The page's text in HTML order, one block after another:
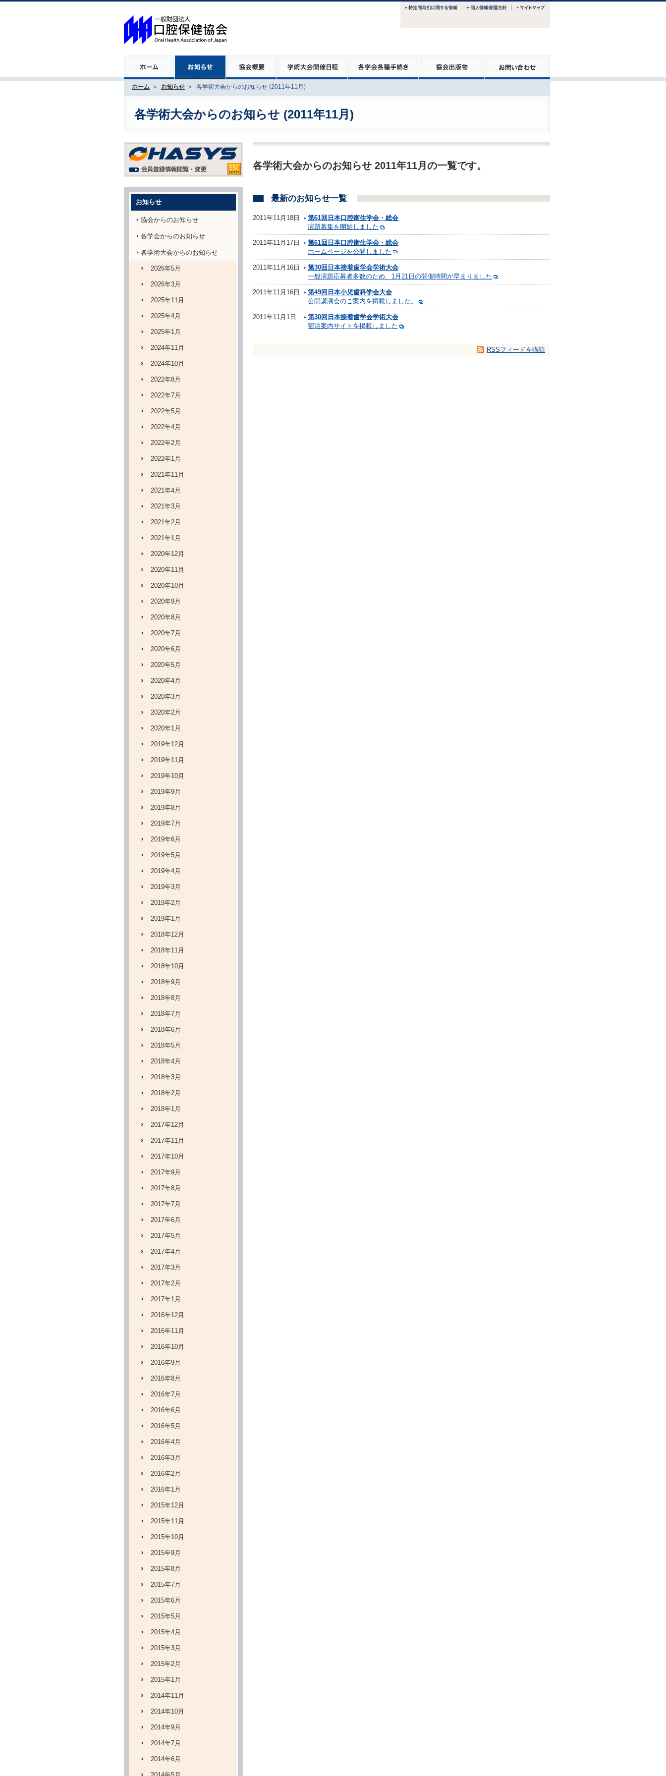
ホーム お知らせ 各学術大会からのお知らせ (2011年11月)
各学術大会からのお知らせ (2011年11月)
各学術大会からのお知らせ 2011年11月の一覧です。
最新のお知らせ一覧
2011年11月18日
第61回日本口腔衛生学会・総会
演題募集を開始しました
2011年11月17日
第61回日本口腔衛生学会・総会
ホームページを公開しました
2011年11月16日
第30回日本接着歯学会学術大会
一般演題応募者多数のため、1月21日の開催時間が早まりました
2011年11月16日
第49回日本小児歯科学会大会
公開講演会のご案内を掲載しました。
2011年11月1日
第30回日本接着歯学会学術大会
宿泊案内サイトを掲載しました
RSSフィードを購読
お知らせ
協会からのお知らせ
各学会からのお知らせ
各学術大会からのお知らせ
2026年5月
2026年3月
2025年11月
2025年4月
2025年1月
2024年11月
2024年10月
2022年8月
2022年7月
2022年5月
2022年4月
2022年2月
2022年1月
2021年11月
2021年4月
2021年3月
2021年2月
2021年1月
2020年12月
2020年11月
2020年10月
2020年9月
2020年8月
2020年7月
2020年6月
2020年5月
2020年4月
2020年3月
2020年2月
2020年1月
2019年12月
2019年11月
2019年10月
2019年9月
2019年8月
2019年7月
2019年6月
2019年5月
2019年4月
2019年3月
2019年2月
2019年1月
2018年12月
2018年11月
2018年10月
2018年9月
2018年8月
2018年7月
2018年6月
2018年5月
2018年4月
2018年3月
2018年2月
2018年1月
2017年12月
2017年11月
2017年10月
2017年9月
2017年8月
2017年7月
2017年6月
2017年5月
2017年4月
2017年3月
2017年2月
2017年1月
2016年12月
2016年11月
2016年10月
2016年9月
2016年8月
2016年7月
2016年6月
2016年5月
2016年4月
2016年3月
2016年2月
2016年1月
2015年12月
2015年11月
2015年10月
2015年9月
2015年8月
2015年7月
2015年6月
2015年5月
2015年4月
2015年3月
2015年2月
2015年1月
2014年11月
2014年10月
2014年9月
2014年7月
2014年6月